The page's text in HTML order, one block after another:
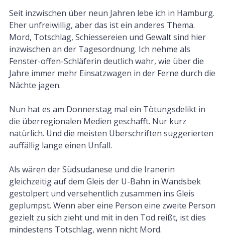
Seit inzwischen über neun Jahren lebe ich in Hamburg.
Eher unfreiwillig, aber das ist ein anderes Thema.
Mord, Totschlag, Schiessereien und Gewalt sind hier
inzwischen an der Tagesordnung. Ich nehme als
Fenster-offen-Schläferin deutlich wahr, wie über die
Jahre immer mehr Einsatzwagen in der Ferne durch die
Nächte jagen.
Nun hat es am Donnerstag mal ein Tötungsdelikt in
die überregionalen Medien geschafft. Nur kurz
natürlich. Und die meisten Überschriften suggerierten
auffällig lange einen Unfall.
Als wären der Südsudanese und die Iranerin
gleichzeitig auf dem Gleis der U-Bahn in Wandsbek
gestolpert und versehentlich zusammen ins Gleis
geplumpst. Wenn aber eine Person eine zweite Person
gezielt zu sich zieht und mit in den Tod reißt, ist dies
mindestens Totschlag, wenn nicht Mord.